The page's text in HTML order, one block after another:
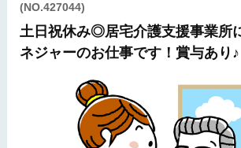
(NO.427044)
土日祝休み◎居宅介護支援事業所
ネジャーのお仕事です！賞与あり♪